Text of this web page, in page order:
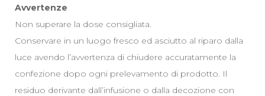
Avvertenze
Non superare la dose consigliata.
Conservare in un luogo fresco ed asciutto al riparo dalla
luce avendo l’avvertenza di chiudere accuratamente la
confezione dopo ogni prelevamento di prodotto. Il
residuo derivante dall’infusione o dalla decozione con